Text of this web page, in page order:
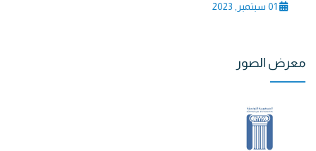
01 سبتمبر, 2023
معرض الصور